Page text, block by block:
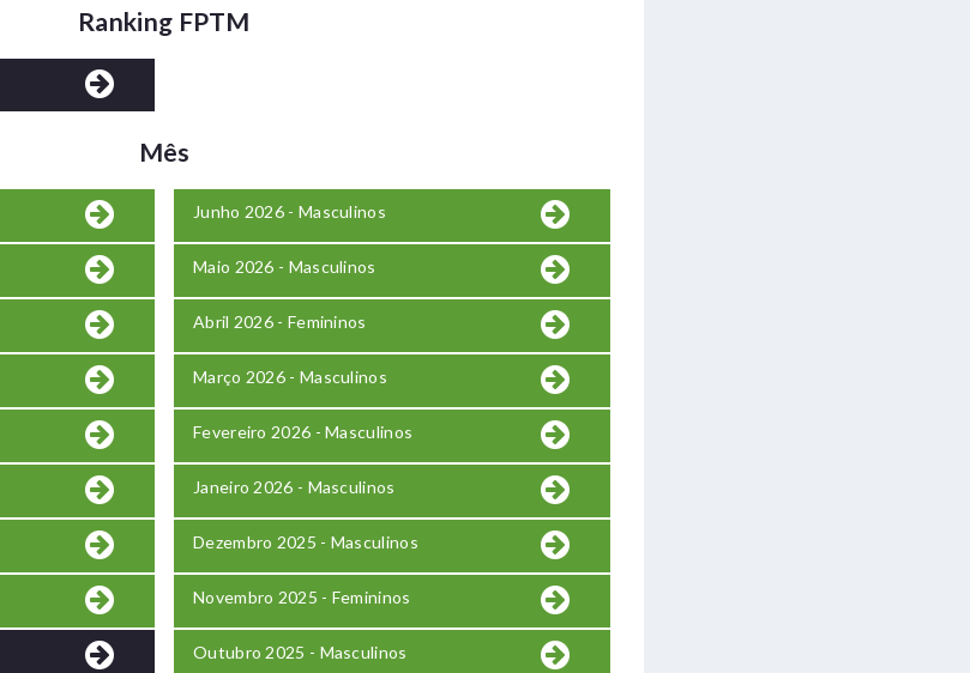
Ranking FPTM
Mês
Junho 2026 - Masculinos
Maio 2026 - Masculinos
Abril 2026 - Femininos
Março 2026 - Masculinos
Fevereiro 2026 - Masculinos
Janeiro 2026 - Masculinos
Dezembro 2025 - Masculinos
Novembro 2025 - Femininos
Outubro 2025 - Masculinos